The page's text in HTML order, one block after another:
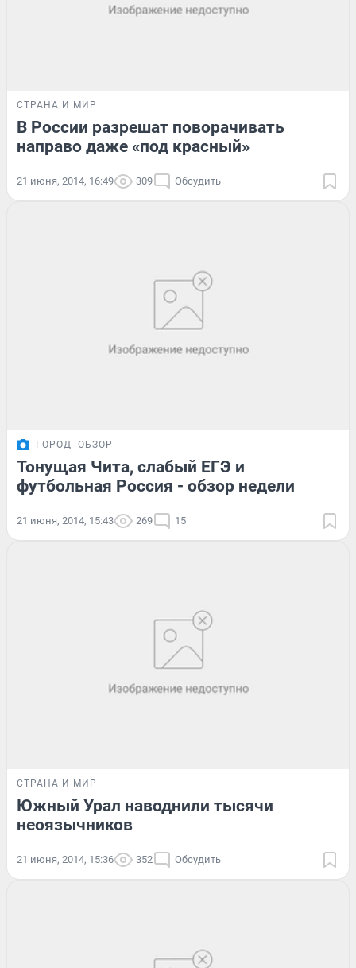
СТРАНА И МИР
В России разрешат поворачивать
направо даже «под красный»
21 июня, 2014, 16:49 309 Обсудить
ГОРОД ОБЗОР
Тонущая Чита, слабый ЕГЭ и
футбольная Россия - обзор недели
21 июня, 2014, 15:43 269 15
СТРАНА И МИР
Южный Урал наводнили тысячи
неоязычников
21 июня, 2014, 15:36 352 Обсудить